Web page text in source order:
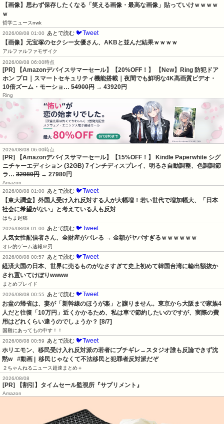
【画像】思わず保存したくなる「笑える画像・最高な画像」貼っていけｗｗｗｗ
ｗ
哲学ニュースnwk
2026/08/08 01:00
あとで読む 🐦Tweet
【画像】元宝塚のセクシー女優さん、AKBと並んだ結果ｗｗｗｗ
アルファルファモザイク
2026/08/08 06:00時点
[PR] 【Amazonデバイスサマーセール】【20%OFF！】 【New】Ring 防犯ドア
ホン プロ｜スマートセキュリティ機能搭載｜夜間でも鮮明な4K高画質ビデオ・
10倍ズーム・モーショ… 54900円 → 43920円
Ring
2026/08/08 06:00時点
[PR] 【Amazonデバイスサマーセール】【15%OFF！】 Kindle Paperwhite シグ
ニチャーエディション (32GB) 7インチディスプレイ、明るさ自動調整、色調調節
ラ… 32980円 → 27980円
Amazon
2026/08/08 01:00
あとで読む 🐦Tweet
【東大調査】外国人受け入れ反対する人が大幅増！若い世代で増加幅大、「日本
社会に希望がない」と考えている人も反対
はちま起稿
2026/08/08 01:00
あとで読む 🐦Tweet
人気女性配信者さん、全財産がバレる → 金額がヤバすぎるｗｗｗｗｗｗ
オレ的ゲーム速報＠刃
2026/08/08 00:57
あとで読む 🐦Tweet
経済大国の日本、世界に売るものがなさすぎて史上初めて韓国台湾に輸出額抜か
され置いてけぼりwwww
まとめブレイド
2026/08/08 00:55
あとで読む 🐦Tweet
お盆の帰省は、妻が「新幹線のほうが楽」と譲りません。東京から大阪まで家族4
人だと往復「10万円」近くかかるため、私は車で節約したいのですが、実際の費
用はどれくらい違うのでしょうか？ [8/7]
国難にあってもの申す！！
2026/08/08 00:59
あとで読む 🐦Tweet
ホリエモン、移民受け入れ反対派の若者にブチギレ→スタジオ誰も反論できず沈
黙w   #動画 |  移民じゃなくて不法移民と犯罪者反対派だぞ
２ちゃんねるニュース超速まとめ＋
2026/08/08
[PR] 【割引】タイムセール監視所『サプリメント』
Amazon